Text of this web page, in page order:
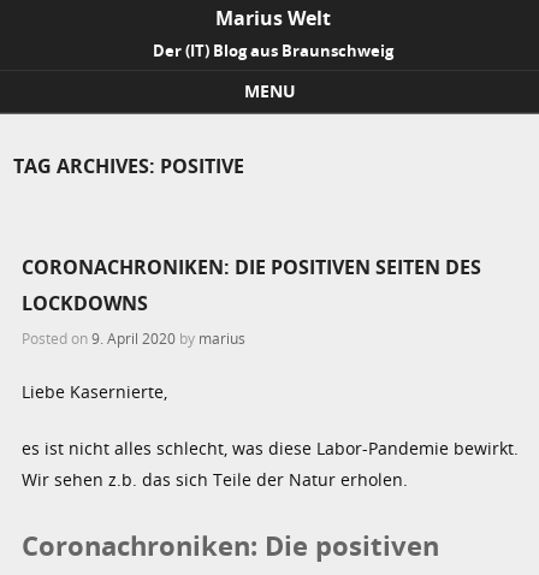
Marius Welt
Der (IT) Blog aus Braunschweig
MENU
TAG ARCHIVES: POSITIVE
CORONACHRONIKEN: DIE POSITIVEN SEITEN DES
LOCKDOWNS
Posted on9. April 2020 by marius
Liebe Kasernierte,
es ist nicht alles schlecht, was diese Labor-Pandemie bewirkt.
Wir sehen z.b. das sich Teile der Natur erholen.
Coronachroniken: Die positiven